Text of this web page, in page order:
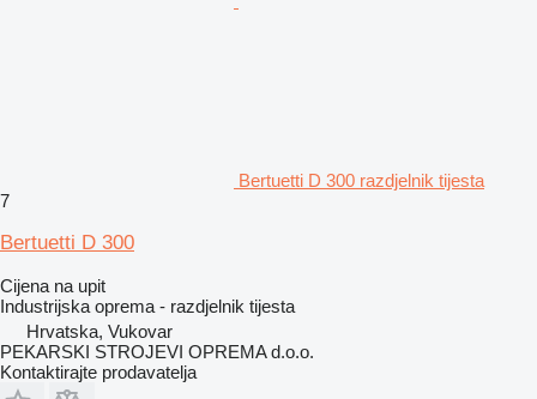
Bertuetti D 300 razdjelnik tijesta
7
Bertuetti D 300
Cijena na upit
Industrijska oprema - razdjelnik tijesta
Hrvatska, Vukovar
PEKARSKI STROJEVI OPREMA d.o.o.
Kontaktirajte prodavatelja